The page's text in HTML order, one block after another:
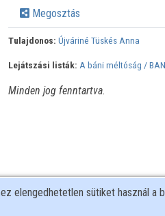
Megosztás
Tulajdonos: Újváriné Tüskés Anna
Lejátszási listák: A báni méltóság /
Minden jog fenntartva.
elengedhetetlen sütiket használ